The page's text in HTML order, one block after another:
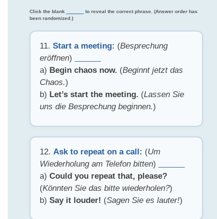
Click the blank
to reveal the correct phrase. (Answer order has
been randomized.)
11.Start a meeting: (Besprechung
eröffnen)
a) Begin chaos now. (Beginnt jetzt das
Chaos.)
b) Let’s start the meeting. (Lassen Sie
uns die Besprechung beginnen.)
12.Ask to repeat on a call: (Um
Wiederholung am Telefon bitten)
a)Could you repeat that, please?
(Könnten Sie das bitte wiederholen?)
b)Say it louder! (Sagen Sie es lauter!)